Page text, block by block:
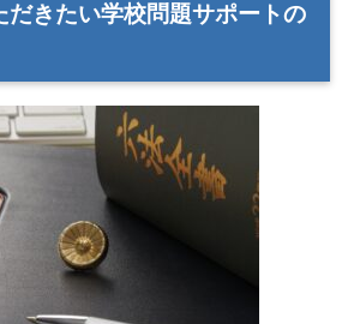
だきたい学校問題サポートの